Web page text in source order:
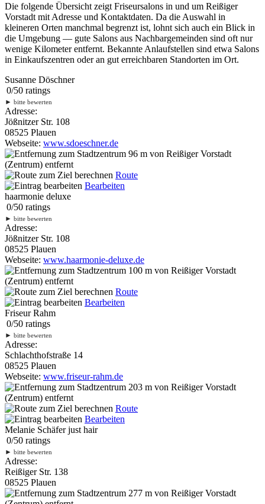
Die folgende Übersicht zeigt Friseursalons in und um Reißiger
Vorstadt mit Adresse und Kontaktdaten. Da die Auswahl in
kleineren Orten manchmal begrenzt ist, lohnt sich auch ein Blick in
die Umgebung — gute Salons aus Nachbargemeinden sind oft nur
wenige Kilometer entfernt. Bekannte Anlaufstellen sind etwa Salons
in Einkaufszentren oder an gut erreichbaren Standorten im Ort.
Susanne Döschner
0/50 ratings
► bitte bewerten
Adresse:
Jößnitzer Str. 108
08525 Plauen
Webseite: www.sdoeschner.de
96 m von Reißiger Vorstadt
(Zentrum) entfernt
Route
Bearbeiten
haarmonie deluxe
0/50 ratings
► bitte bewerten
Adresse:
Jößnitzer Str. 108
08525 Plauen
Webseite: www.haarmonie-deluxe.de
100 m von Reißiger Vorstadt
(Zentrum) entfernt
Route
Bearbeiten
Friseur Rahm
0/50 ratings
► bitte bewerten
Adresse:
Schlachthofstraße 14
08525 Plauen
Webseite: www.friseur-rahm.de
203 m von Reißiger Vorstadt
(Zentrum) entfernt
Route
Bearbeiten
Melanie Schäfer just hair
0/50 ratings
► bitte bewerten
Adresse:
Reißiger Str. 138
08525 Plauen
277 m von Reißiger Vorstadt